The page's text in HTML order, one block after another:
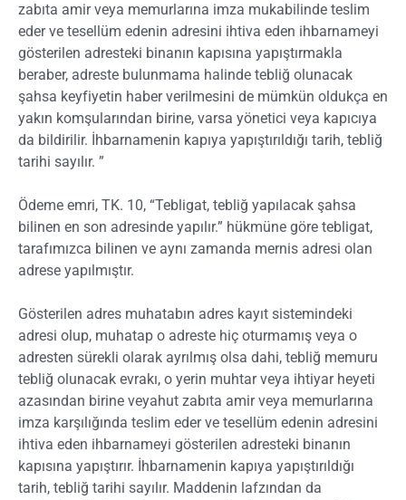
zabıta amir veya memurlarına imza mukabilinde teslim
eder ve tesellüm edenin adresini ihtiva eden ihbarnameyi
gösterilen adresteki binanın kapısına yapıştırmakla
beraber, adreste bulunmama halinde tebliğ olunacak
şahsa keyfiyetin haber verilmesini de mümkün oldukça en
yakın komşularından birine, varsa yönetici veya kapıcıya
da bildirilir. İhbarnamenin kapıya yapıştırıldığı tarih, tebliğ
tarihi sayılır. ”
Ödeme emri, TK. 10, “Tebligat, tebliğ yapılacak şahsa
bilinen en son adresinde yapılır.” hükmüne göre tebligat,
tarafımızca bilinen ve aynı zamanda mernis adresi olan
adrese yapılmıştır.
Gösterilen adres muhatabın adres kayıt sistemindeki
adresi olup, muhatap o adreste hiç oturmamış veya o
adresten sürekli olarak ayrılmış olsa dahi, tebliğ memuru
tebliğ olunacak evrakı, o yerin muhtar veya ihtiyar heyeti
azasından birine veyahut zabıta amir veya memurlarına
imza karşılığında teslim eder ve tesellüm edenin adresini
ihtiva eden ihbarnameyi gösterilen adresteki binanın
kapısına yapıştırır. İhbarnamenin kapıya yapıştırıldığı
tarih, tebliğ tarihi sayılır. Maddenin lafzından da